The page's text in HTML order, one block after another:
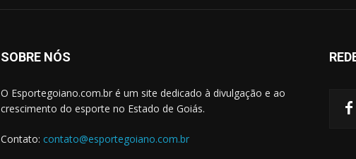
SOBRE NÓS
O Esportegoiano.com.br é um site dedicado à divulgação e ao
crescimento do esporte no Estado de Goiás.
Contato: contato@esportegoiano.com.br